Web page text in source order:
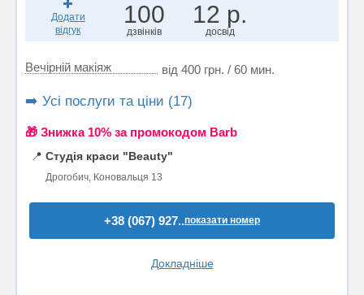
Додати
відгук
100
дзвінків
12 р.
досвід
Вечірній макіяж від 400 грн. / 60 мин.
➡️ Усі послуги та ціни (17)
🎁 Знижка 10% за промокодом Barb
📍 Студія краси "Beauty"
Дрогобич, Коновальця 13
+38 (067) 927..показати номер
Докладніше